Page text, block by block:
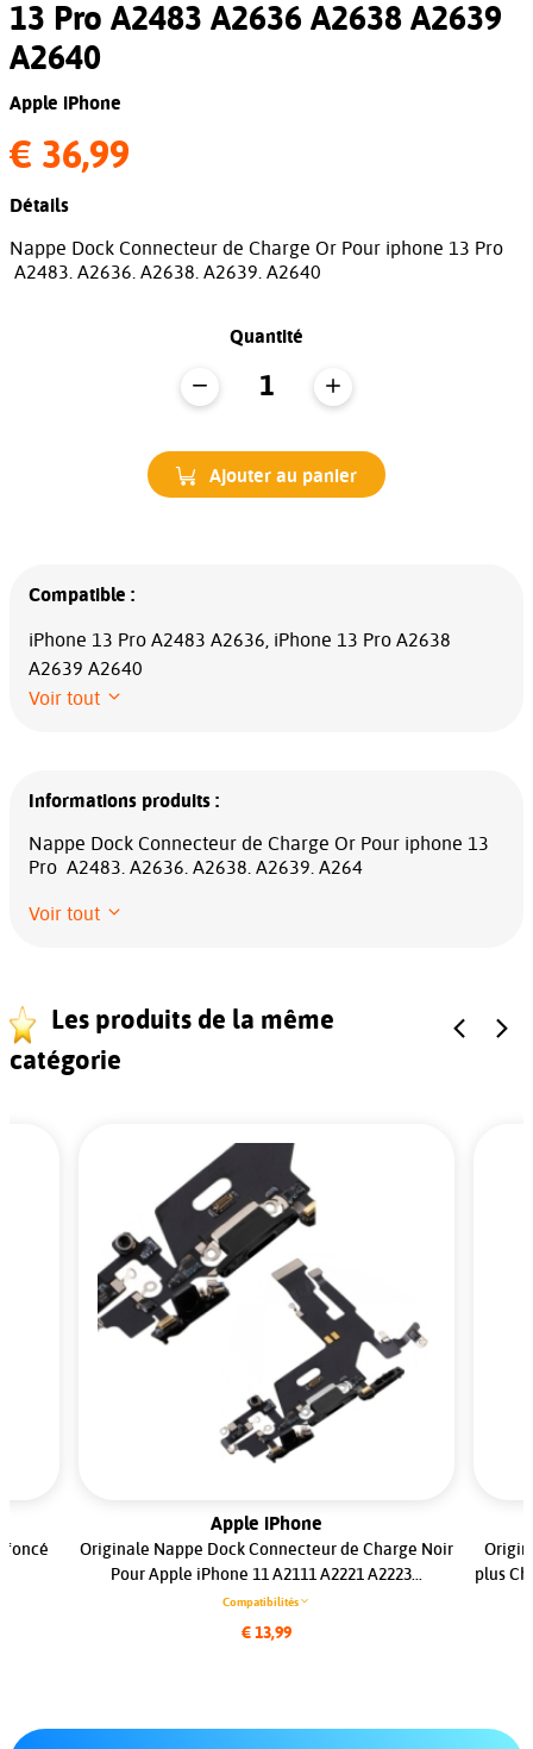
13 Pro A2483 A2636 A2638 A2639
A2640
Apple iPhone
€ 36,99
Détails
Nappe Dock Connecteur de Charge Or Pour iphone 13 Pro
A2483. A2636. A2638. A2639. A2640
Quantité
Ajouter au panier
Compatible :
iPhone 13 Pro A2483 A2636, iPhone 13 Pro A2638
A2639 A2640
Voir tout
Informations produits :
Nappe Dock Connecteur de Charge Or Pour iphone 13
Pro A2483. A2636. A2638. A2639. A264
Voir tout
Les produits de la même
catégorie
foncé
Apple iPhone
Originale Nappe Dock Connecteur de Charge Noir
Pour Apple iPhone 11 A2111 A2221 A2223...
Compatibilités
€ 13,99
plus